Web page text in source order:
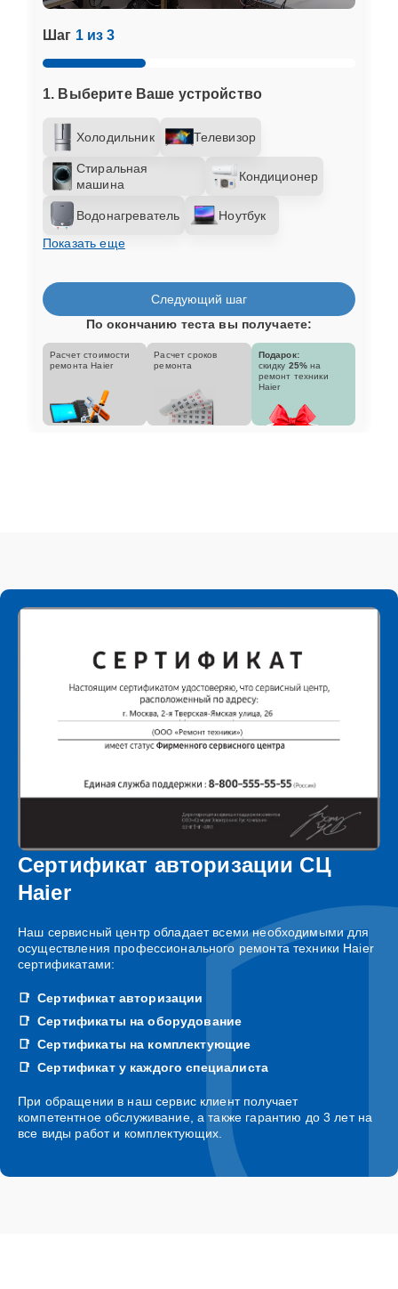
Шаг 1 из 3
1. Выберите Ваше устройство
Холодильник Телевизор
Стиральная
машина
Кондиционер
Водонагреватель
Ноутбук
Показать еще
Следующий шаг
По окончанию теста вы получаете:
Расчет стоимости
ремонта Haier
Расчет сроков
ремонта
Подарок:
скидку 25% на
ремонт техники
Haier
Сертификат авторизации СЦ
Haier
Наш сервисный центр обладает всеми необходимыми для
осуществления профессионального ремонта техники Haier
сертификатами:
Сертификат авторизации
Сертификаты на оборудование
Сертификаты на комплектующие
Сертификат у каждого специалиста
При обращении в наш сервис клиент получает
компетентное обслуживание, а также гарантию до 3 лет на
все виды работ и комплектующих.